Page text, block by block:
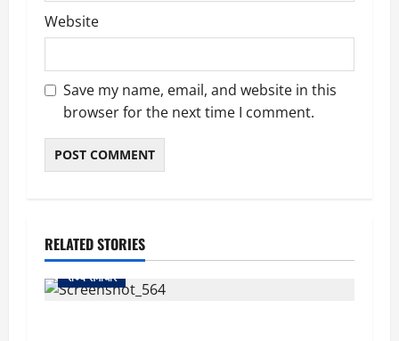
Website
Save my name, email, and website in this
browser for the next time I comment.
RELATED STORIES
राज्य समाचार